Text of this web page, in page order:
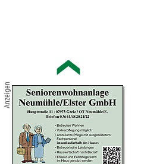
Anzeigen